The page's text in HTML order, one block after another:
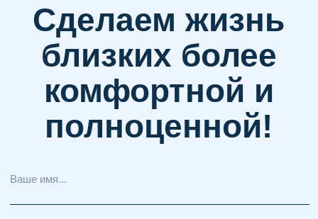
MAX/WhatsApp+7 (925) 779 22-59
E-mail:info@arina.care
Телеграм канал Арина в эфиреhttps://t.me/sduarina
ВКонтактеhttps://vk.com/arina.care